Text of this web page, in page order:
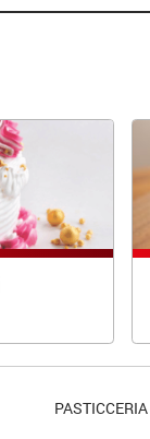
PASTICCERIA